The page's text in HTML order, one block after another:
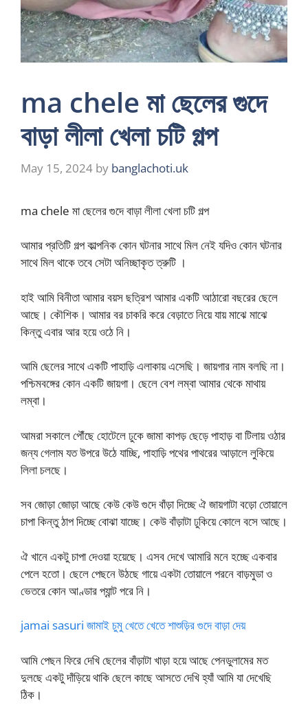
ma chele মা ছেলের গুদে
বাড়া লীলা খেলা চটি গল্প
May 15, 2024 by banglachoti.uk
ma chele মা ছেলের গুদে বাড়া লীলা খেলা চটি গল্প
আমার প্রতিটি গল্প কাল্পনিক কোন ঘটনার সাথে মিল নেই যদিও কোন ঘটনার
সাথে মিল থাকে তবে সেটা অনিচ্ছাকৃত ত্রুটি ।
হাই আমি বিনীতা আমার বয়স ছত্রিশ আমার একটি আঠারো বছরের ছেলে
আছে। কৌশিক। আমার বর চাকরি করে বেড়াতে নিয়ে যায় মাঝে মাঝে
কিন্তু এবার আর হয়ে ওঠে নি।
আমি ছেলের সাথে একটি পাহাড়ি এলাকায় এসেছি। জায়গার নাম বলছি না।
পশ্চিমবঙ্গের কোন একটি জায়গা। ছেলে বেশ লম্বা আমার থেকে মাথায়
লম্বা।
আমরা সকালে পৌঁছে হোটেলে ঢুকে জামা কাপড় ছেড়ে পাহাড় বা টিলায় ওঠার
জন্য গেলাম যত উপরে উঠে যাচ্ছি, পাহাড়ি পথের পাথরের আড়ালে লুকিয়ে
লিলা চলছে।
সব জোড়া জোড়া আছে কেউ কেউ গুদে বাঁড়া দিচ্ছে ঐ জায়গাটা বড়ো তোয়ালে
চাপা কিন্তু ঠাপ দিচ্ছে বোঝা যাচ্ছে। কেউ বাঁড়াটা ঢুকিয়ে কোলে বসে আছে।
ঐ খানে একটু চাপা দেওয়া হয়েছে। এসব দেখে আমারি মনে হচ্ছে একবার
পেলে হতো। ছেলে পেছনে উঠছে গায়ে একটা তোয়ালে পরনে বাড়মুডা ও
ভেতরে কোন আণ্ডার প্যান্ট পরে নি।
jamai sasuri জামাই চুমু খেতে খেতে শাশুড়ির গুদে বাড়া দেয়
আমি পেছন ফিরে দেখি ছেলের বাঁড়াটা খাড়া হয়ে আছে পেনডুলামের মত
দুলছে একটু দাঁড়িয়ে থাকি ছেলে কাছে আসতে দেখি হ্যাঁ আমি যা দেখেছি
ঠিক।